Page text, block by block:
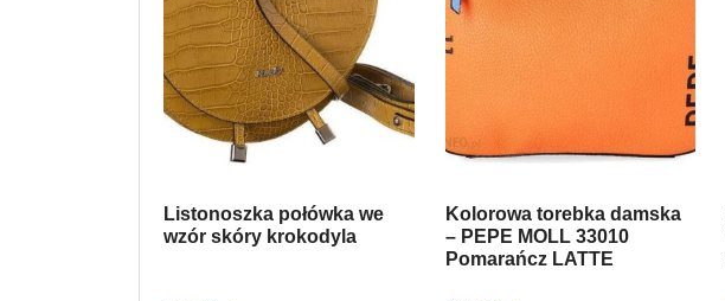
Listonoszka połówka we
wzór skóry krokodyla
Kolorowa torebka damska
– PEPE MOLL 33010
Pomarańcz LATTE